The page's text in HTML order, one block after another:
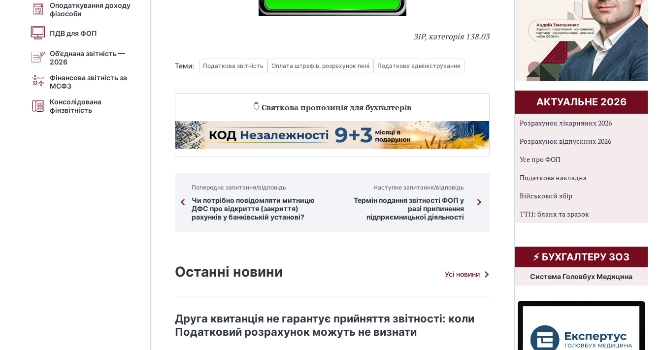
Оподаткування доходу
фізособи
ПДВ для ФОП
Об’єднана звітність —
2026
Фінансова звітність за
МСФЗ
Консолідована
фінзвітність
ЗІР, категорія138.03
Теми: Податкова звітність Оплата штрафів, розрахунок пені Податкове адміністрування
👇 Святкова пропозиція для бухгалтерів
Попереднє запитання/відповідь
Чи потрібно повідомляти митницю
ДФС про відкриття (закриття)
рахунків у банківській установі?
Наступне запитання/відповідь
Термін подання звітності ФОП у
разі припинення
підприємницької діяльності
Останні новини Усі новини
Друга квитанція не гарантує прийняття звітності: коли
Податковий розрахунок можуть не визнати
АКТУАЛЬНЕ 2026
Розрахунок лікарняних 2026
Розрахунок відпускних 2026
Усе про ФОП
Податкова накладна
Військовий збір
ТТН: бланк та зразок
⚡️ БУХГАЛТЕРУ ЗОЗ
Система Головбух Медицина